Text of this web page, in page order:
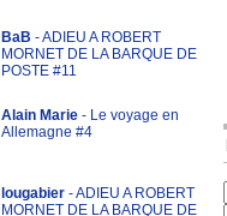
BaB - ADIEU A ROBERT
MORNET DE LA BARQUE DE
POSTE #11
Alain Marie - Le voyage en
Allemagne #4
lougabier - ADIEU A ROBERT
MORNET DE LA BARQUE DE